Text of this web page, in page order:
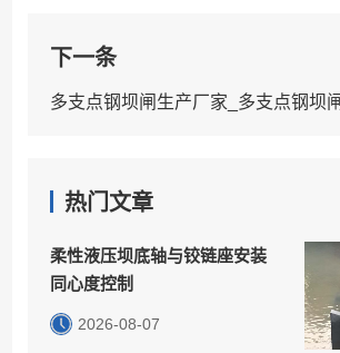
下一条
热门文章
柔性液压坝底轴与铰链座安装
同心度控制
2026-08-07